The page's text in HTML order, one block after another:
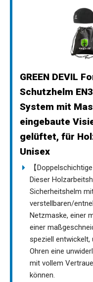
GREEN DEVIL
Schutzhelm
System mit
eingebaute
gelüftet, für
Unisex
【
Dieser
Sicherheitshelm
verstellbaren/
Netzmaske, einer
einer
speziell entwickelt,
Ohren eine
mit vollem
können.